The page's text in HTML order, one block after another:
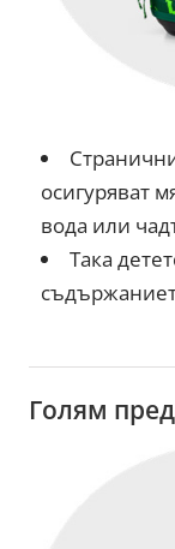
осигуряват
вода или
Така
Голям